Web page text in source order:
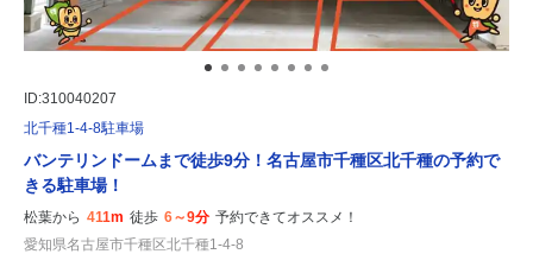
ID:310040207
北千種1-4-8駐車場
バンテリンドームまで徒歩9分！名古屋市千種区北千種の予約で
きる駐車場！
松葉から 411m 徒歩 6～9分 予約できてオススメ！
愛知県名古屋市千種区北千種1-4-8